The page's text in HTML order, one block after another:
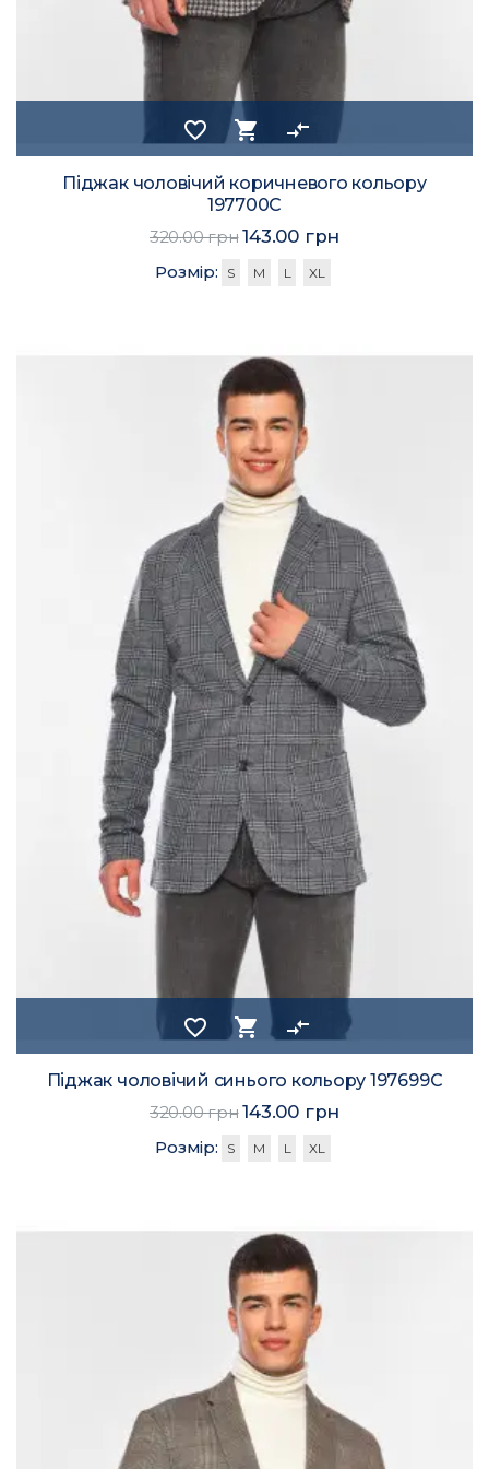
favorite_border shopping_cart compare_arrows
Піджак чоловічий коричневого кольору
197700C
320.00 грн143.00 грн
Розмір: S M L XL
favorite_border shopping_cart compare_arrows
Піджак чоловічий синього кольору 197699C
320.00 грн143.00 грн
Розмір: S M L XL